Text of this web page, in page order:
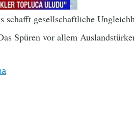
schafft gesellschaftliche
Spüren vor allem